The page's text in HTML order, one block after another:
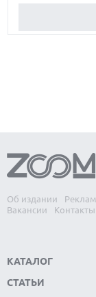
ЛУЧШИЕ
Об издании
Вакансии
Контакты
КАТАЛОГ
СТАТЬИ